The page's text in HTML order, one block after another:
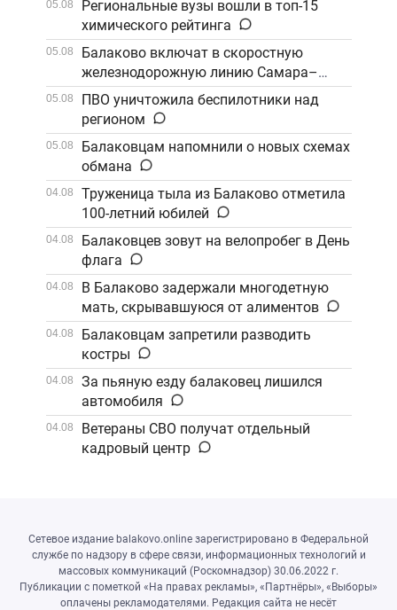
05.08
Региональные вузы вошли в топ-15
химического рейтинга
05.08
Балаково включат в скоростную
железнодорожную линию Самара–
Саратов
05.08
ПВО уничтожила беспилотники над
регионом
05.08
Балаковцам напомнили о новых схемах
обмана
04.08
Труженица тыла из Балаково отметила
100-летний юбилей
04.08
Балаковцев зовут на велопробег в День
флага
04.08
В Балаково задержали многодетную
мать, скрывавшуюся от алиментов
04.08
Балаковцам запретили разводить
костры
04.08
За пьяную езду балаковец лишился
автомобиля
04.08
Ветераны СВО получат отдельный
кадровый центр
Сетевое издание balakovo.online зарегистрировано в Федеральной
службе по надзору в сфере связи, информационных технологий и
массовых коммуникаций (Роскомнадзор) 30.06.2022 г.
Публикации с пометкой «На правах рекламы», «Партнёры», «Выборы»
оплачены рекламодателями. Редакция сайта не несёт